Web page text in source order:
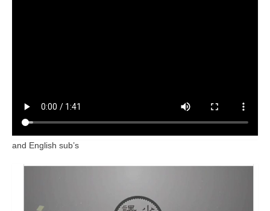
and English sub’s